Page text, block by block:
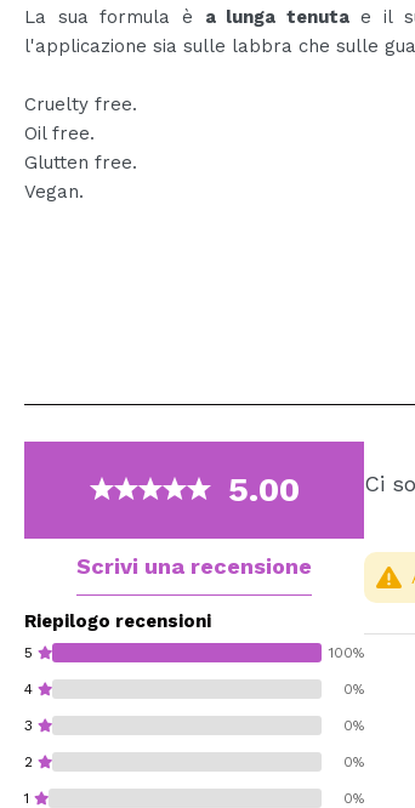
La sua formula è a lunga tenutae il
l'applicazione sia sulle labbra che sulle
Cruelty free.
Oil free.
Glutten free.
Vegan.
5.00
Scrivi una recensione
Riepilogo recensioni
5 100%
4 0%
3 0%
2 0%
1 0%
Ci